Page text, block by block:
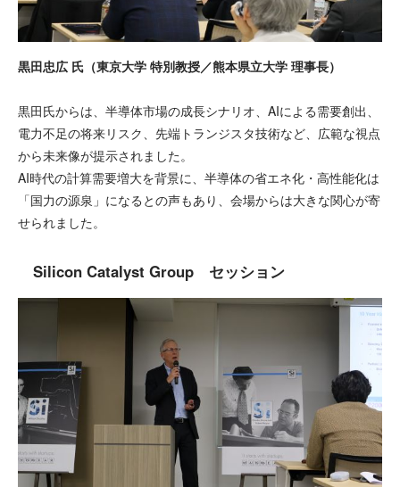
黒田忠広 氏（東京大学 特別教授／熊本県立大学 理事長）
黒田氏からは、半導体市場の成長シナリオ、AIによる需要創出、
電力不足の将来リスク、先端トランジスタ技術など、広範な視点
から未来像が提示されました。
AI時代の計算需要増大を背景に、半導体の省エネ化・高性能化は
「国力の源泉」になるとの声もあり、会場からは大きな関心が寄
せられました。
Silicon Catalyst Group セッション